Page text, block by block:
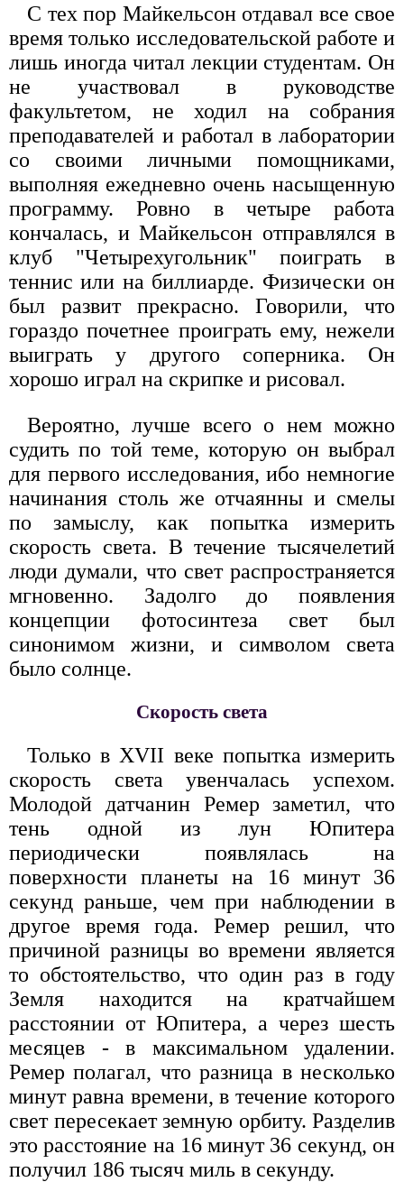
С тех пор Майкельсон отдавал все свое
время только исследовательской работе и
лишь иногда читал лекции студентам. Он
не участвовал в руководстве
факультетом, не ходил на собрания
преподавателей и работал в лаборатории
со своими личными помощниками,
выполняя ежедневно очень насыщенную
программу. Ровно в четыре работа
кончалась, и Майкельсон отправлялся в
клуб "Четырехугольник" поиграть в
теннис или на биллиарде. Физически он
был развит прекрасно. Говорили, что
гораздо почетнее проиграть ему, нежели
выиграть у другого соперника. Он
хорошо играл на скрипке и рисовал.
Вероятно, лучше всего о нем можно
судить по той теме, которую он выбрал
для первого исследования, ибо немногие
начинания столь же отчаянны и смелы
по замыслу, как попытка измерить
скорость света. В течение тысячелетий
люди думали, что свет распространяется
мгновенно. Задолго до появления
концепции фотосинтеза свет был
синонимом жизни, и символом света
было солнце.
Скорость света
Только в XVII веке попытка измерить
скорость света увенчалась успехом.
Молодой датчанин Ремер заметил, что
тень одной из лун Юпитера
периодически появлялась на
поверхности планеты на 16 минут 36
секунд раньше, чем при наблюдении в
другое время года. Ремер решил, что
причиной разницы во времени является
то обстоятельство, что один раз в году
Земля находится на кратчайшем
расстоянии от Юпитера, а через шесть
месяцев - в максимальном удалении.
Ремер полагал, что разница в несколько
минут равна времени, в течение которого
свет пересекает земную орбиту. Разделив
это расстояние на 16 минут 36 секунд, он
получил 186 тысяч миль в секунду.